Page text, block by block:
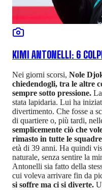
KIMI ANTONELLI: 6
Nei giorni scorsi, Nole
chiedendogli, tra le altre
sempre sotto pressione.
stata lapidaria. Lui ha
divertimento. Che fosse a
di quartiere o, più tardi,
semplicemente ciò che
rimasto in tutte le
età di 39 anni. Ha quindi
naturale, senza sentire la
Antonelli sia fatto della
cui voleva arrivare fin da
si soffre ma ci si diverte.